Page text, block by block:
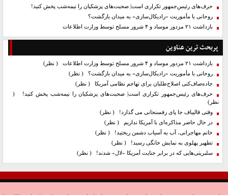
حرف‌های رئیس‌جمهور تکراری است| صحبت‌های پزشکیان را نیمه‌شب پخش کنید!
روحانی با مأموریت «رادیکال‌سازی» به میدان بازگشت؟
بازداشت ۲۱ مزدور موساد و ۴ شرور مسلح توسط وزارت اطلاعات
پربحث ترین عناوین
بازداشت ۲۱ مزدور موساد و ۴ شرور مسلح توسط وزارت اطلاعات
( نظر)
روحانی با مأموریت «رادیکال‌سازی» به میدان بازگشت؟ ( نظر)
جاده‌صاف‌کنی اصلاح‌طلبان برای تهاجم نظامی آمریکا
( نظر)
حرف‌های رئیس‌جمهور تکراری است| صحبت‌های پزشکیان را نیمه‌شب پخش کنید!
(
نظر)
وقتی قالیباف جا پای رفسنجانی می گذارد! ( نظر)
در حال حاضر مذاکره‌ای با آمریکا نداریم
( نظر)
خانم مهاجرانی، آب به آسیاب دشمن ریختید! ( نظر)
تطهیر پهلوی به نمایش خانگی رسید! ( نظر)
سلبریتی‌هایی که در برابر جنایت آمریکا «لال» شدند! ( نظر)